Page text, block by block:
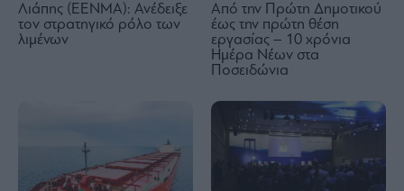
Λιάπης (ΕΕΝΜΑ): Ανέδειξε
τον στρατηγικό ρόλο των
λιμένων
Από την Πρώτη Δημοτικού
έως την πρώτη θέση
εργασίας – 10 χρόνια
Ημέρα Νέων στα
Ποσειδώνια